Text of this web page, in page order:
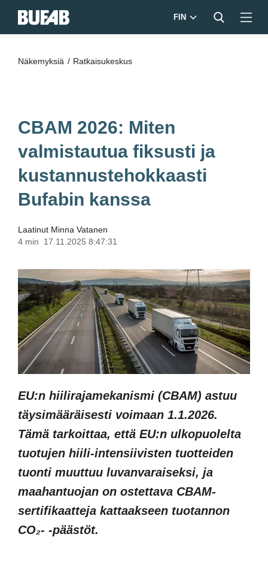
FIN
Näkemyksiä Ratkaisukeskus
CBAM 2026: Miten
valmistautua fiksusti ja
kustannustehokkaasti
Bufabin kanssa
Laatinut Minna Vatanen
4 min
17.11.2025 8:47:31
EU:n hiilirajamekanismi (CBAM) astuu
täysimääräisesti voimaan 1.1.2026.
Tämä tarkoittaa, että EU:n ulkopuolelta
tuotujen hiili-intensiivisten tuotteiden
tuonti muuttuu luvanvaraiseksi, ja
maahantuojan on ostettava CBAM-
sertifikaatteja kattaakseen tuotannon
CO₂- -päästöt.